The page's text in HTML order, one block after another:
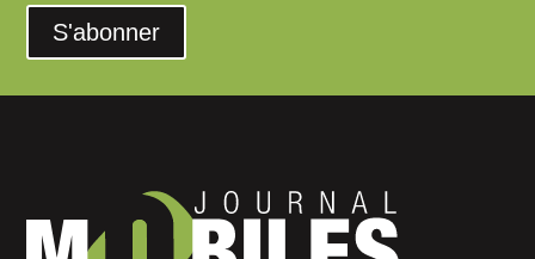
S'abonner